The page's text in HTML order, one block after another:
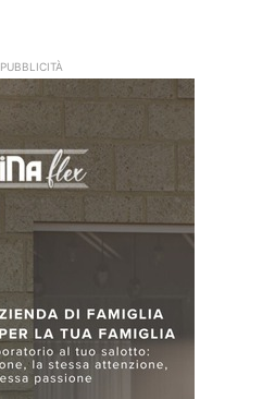
PUBBLICITÀ